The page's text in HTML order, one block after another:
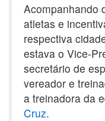
Acompanhando
atletas e
respectiva
estava o Vice-
secretário de
vereador e
a treinadora da
Cruz.